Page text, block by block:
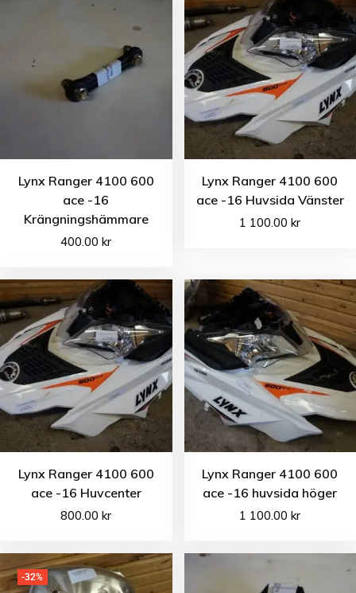
Lynx Ranger 4100 600
ace -16
Krängningshämmare
400.00kr
Lynx Ranger 4100 600
ace -16 Huvsida Vänster
1 100.00kr
Lynx Ranger 4100 600
ace -16 Huvcenter
800.00kr
Lynx Ranger 4100 600
ace -16 huvsida höger
1 100.00kr
-32%